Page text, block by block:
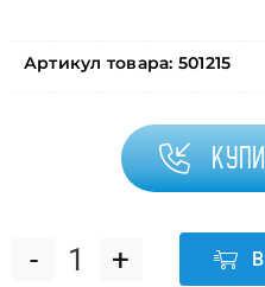
Артикул товара: 501215